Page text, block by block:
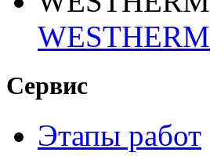
WESTHERM
Сервис
Этапы работ